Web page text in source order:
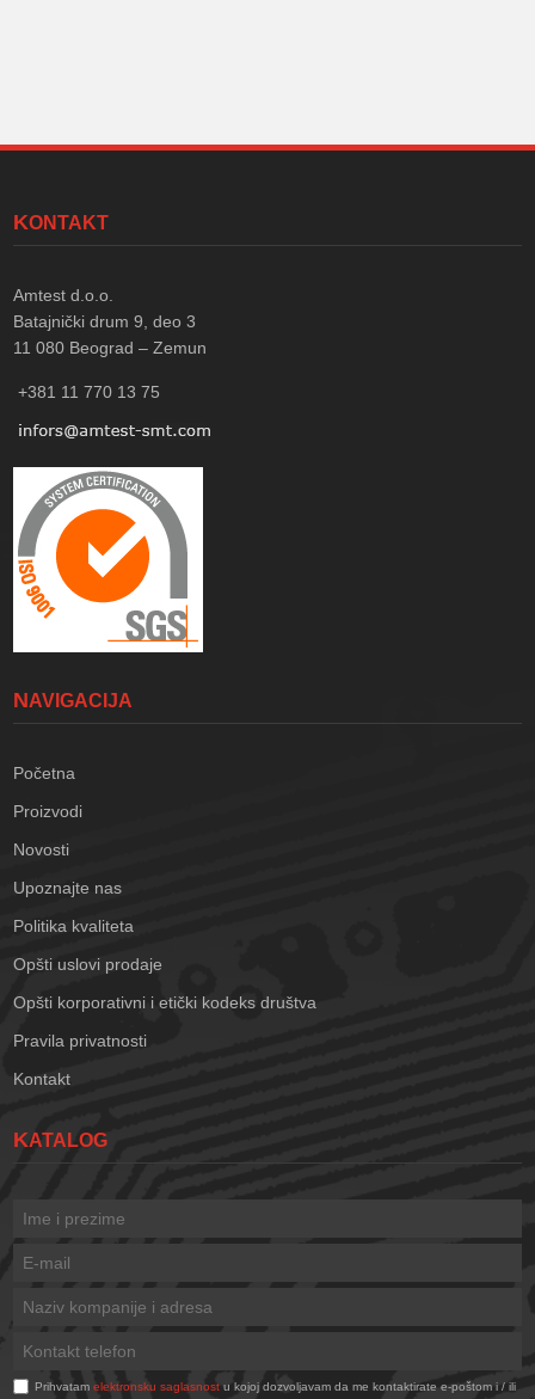
KONTAKT
Amtest d.o.o.
Batajnički drum 9, deo 3
11 080 Beograd – Zemun
+381 11 770 13 75
NAVIGACIJA
Početna
Proizvodi
Novosti
Upoznajte nas
Politika kvaliteta
Opšti uslovi prodaje
Opšti korporativni i etički kodeks društva
Pravila privatnosti
Kontakt
KATALOG
Prihvatamelektronsku saglasnost u kojoj dozvoljavam da me kontaktirate e-poštom i / ili